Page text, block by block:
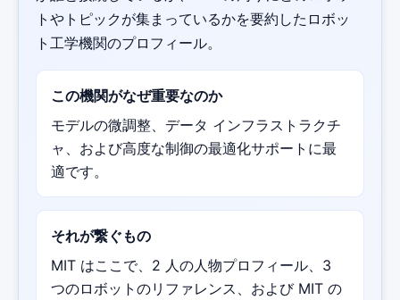
トやトピックが集まっているかを要約したロボッ
ト工学機関のプロフィール。
この機関がなぜ重要なのか
モデルの微調整、データ インフラストラクチ
ャ、および高度な制御の最適化サポートに最
適です。
それが繋ぐもの
MIT はここで、2 人の人物プロフィール、3
つのロボットのリファレンス、および MIT の